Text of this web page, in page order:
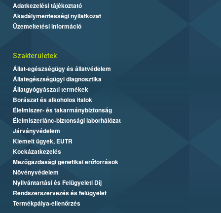
Adatkezelési tájékoztató
Akadálymentességi nyilatkozat
Üzemeltetési információ
Szakterületek
Állat-egészségügy és állatvédelem
Állategészségügyi diagnosztika
Állatgyógyászati termékek
Borászat és alkoholos italok
Élelmiszer- és takarmánybiztonság
Élelmiszerlánc-biztonsági laborhálózat
Járványvédelem
Kiemelt ügyek, EUTR
Kockázatkezelés
Mezőgazdasági genetikai erőforrások
Növényvédelem
Nyilvántartási és Felügyeleti Díj
Rendszerszervezés és felügyelet
Termékpálya-ellenőrzés